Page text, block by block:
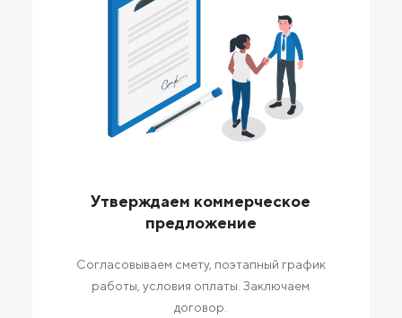
Утверждаем коммерческое
предложение
Согласовываем смету, поэтапный график
работы, условия оплаты. Заключаем
договор.